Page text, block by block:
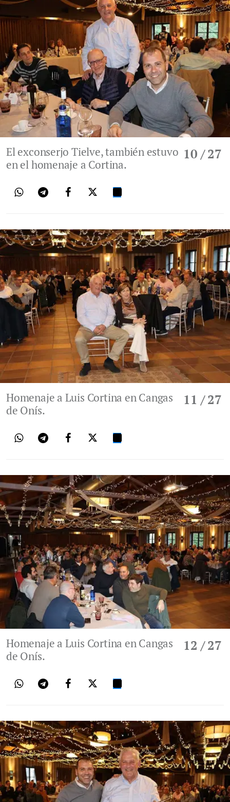
10 / 27
El exconserjo Tielve, también estuvo
en el homenaje a Cortina.
11 / 27
Homenaje a Luis Cortina en Cangas
de Onís.
12 / 27
Homenaje a Luis Cortina en Cangas
de Onís.